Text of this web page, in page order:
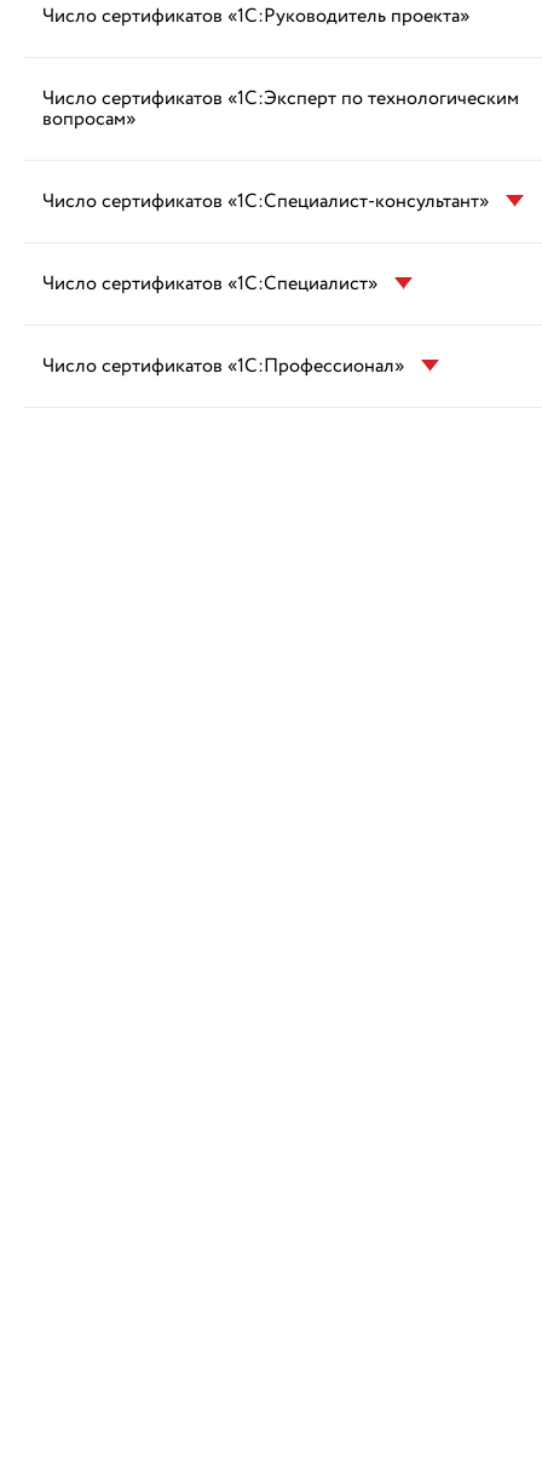
Число сертификатов «1С:Руководитель проекта»
Число сертификатов «1С:Эксперт по технологическим
вопросам»
Число сертификатов «1С:Специалист-консультант»
Число сертификатов «1С:Специалист»
Число сертификатов «1С:Профессионал»